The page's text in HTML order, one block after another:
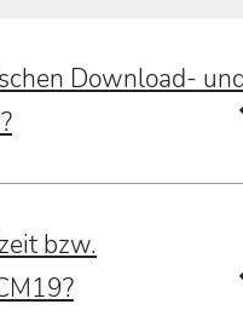
Download-
bzw.